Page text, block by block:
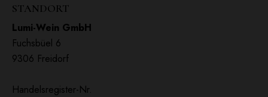
STANDORT
Lumi-Wein GmbH
Fuchsbüel 6
9306 Freidorf
Handelsregister-Nr.